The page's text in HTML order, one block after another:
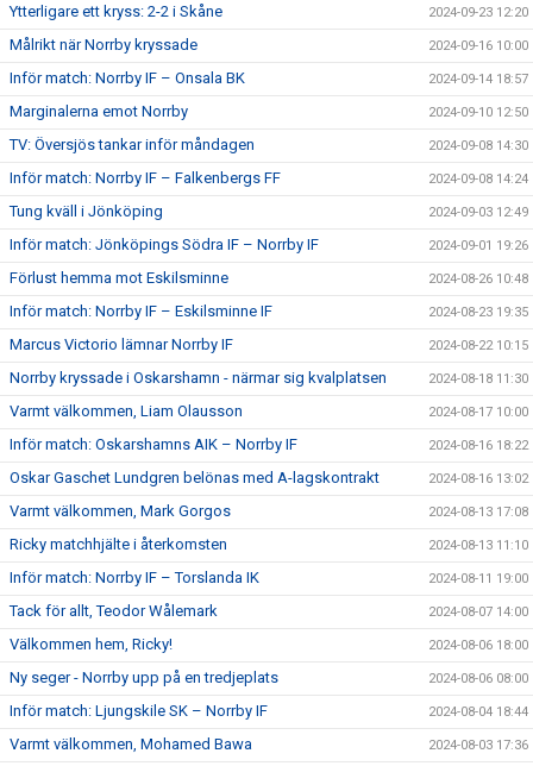
Ytterligare ett kryss: 2-2 i Skåne 2024-09-23 12:20
Målrikt när Norrby kryssade 2024-09-16 10:00
Inför match: Norrby IF – Onsala BK 2024-09-14 18:57
Marginalerna emot Norrby 2024-09-10 12:50
TV: Översjös tankar inför måndagen 2024-09-08 14:30
Inför match: Norrby IF – Falkenbergs FF 2024-09-08 14:24
Tung kväll i Jönköping 2024-09-03 12:49
Inför match: Jönköpings Södra IF – Norrby IF 2024-09-01 19:26
Förlust hemma mot Eskilsminne 2024-08-26 10:48
Inför match: Norrby IF – Eskilsminne IF 2024-08-23 19:35
Marcus Victorio lämnar Norrby IF 2024-08-22 10:15
Norrby kryssade i Oskarshamn - närmar sig kvalplatsen 2024-08-18 11:30
Varmt välkommen, Liam Olausson 2024-08-17 10:00
Inför match: Oskarshamns AIK – Norrby IF 2024-08-16 18:22
Oskar Gaschet Lundgren belönas med A-lagskontrakt 2024-08-16 13:02
Varmt välkommen, Mark Gorgos 2024-08-13 17:08
Ricky matchhjälte i återkomsten 2024-08-13 11:10
Inför match: Norrby IF – Torslanda IK 2024-08-11 19:00
Tack för allt, Teodor Wålemark 2024-08-07 14:00
Välkommen hem, Ricky! 2024-08-06 18:00
Ny seger - Norrby upp på en tredjeplats 2024-08-06 08:00
Inför match: Ljungskile SK – Norrby IF 2024-08-04 18:44
Varmt välkommen, Mohamed Bawa 2024-08-03 17:36